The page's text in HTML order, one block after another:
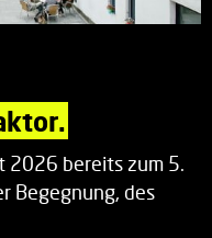
2026 bereits zum 5.
Begegnung, des